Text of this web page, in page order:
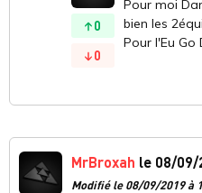
0
0
Pour moi
bien les
Pour l'Eu Go
MrBroxah le 08/09/
Modifié le 08/09/2019 à